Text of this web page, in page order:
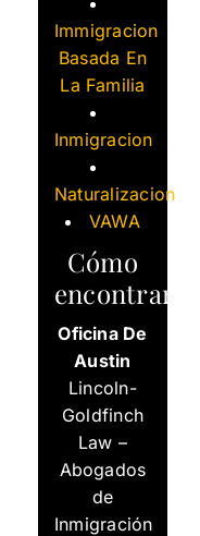
Immigracion
Basada En
La Familia
Inmigracion
Naturalizacion
VAWA
Cómo
Oficina De
Austin
Lincoln-
Goldfinch
Law –
Abogados
de
Inmigración